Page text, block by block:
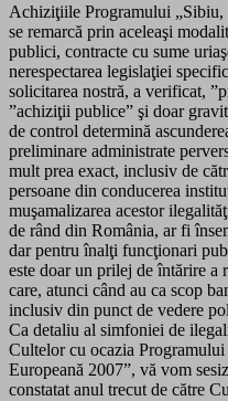
Achiziţiile Programului „Sibiu,
se remarcă prin aceleaşi
publici, contracte cu sume
nerespectarea legislaţiei
solicitarea nostră, a verificat,
”achiziţii publice” şi doar
de control determină
preliminare administrate
mult prea exact, inclusiv de
persoane din conducerea
muşamalizarea acestor
de rând din România, ar fi
dar pentru înalţi funcţionari
este doar un prilej de întărire
care, atunci când au ca scop
inclusiv din punct de vedere
Ca detaliu al simfoniei de
Cultelor cu ocazia
Europeană 2007”, vă vom
constatat anul trecut de către